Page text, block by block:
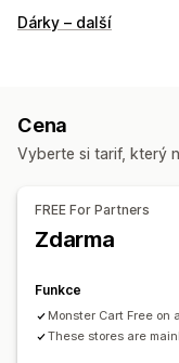
Zobrazení košíku
Plovoucí košík
Nástroje pro
Upselling
Doporučené produkty
Lišta o dopravě
Dárky zdarma
Dárky – další
Cena
Vyberte si tarif, který
FREE For Partners
Zdarma
Funkce
Monster Cart Free on
These stores are